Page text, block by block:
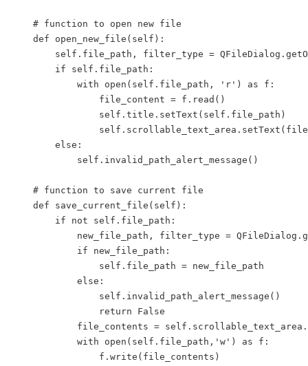
    # function to open new file
    def open_new_file(self):
self.file_path, filter_type =
        if self.file_path:
            with open(self.file_path, 'r') as f:
                file_content = f.read()
                self.title.setText(self.file_path)
        else:
            self.invalid_path_alert_message()
    # function to save current file
    def save_current_file(self):
        if not self.file_path:
new_file_path, filter_type =
            if new_file_path:
                self.file_path = new_file_path
            else:
                self.invalid_path_alert_message()
                return False
file_contents =
            with open(self.file_path,'w') as f:
                f.write(file_contents)